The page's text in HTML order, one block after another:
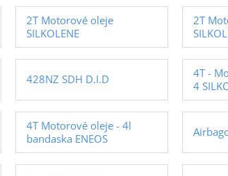
2T Motorové oleje
SILKOLENE
2T
428NZ SDH D.I.D
4T -
4
4T Motorové oleje - 4l
bandaska ENEOS